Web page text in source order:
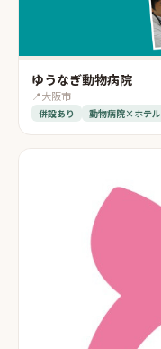
ゆうなぎ動物病院
📍大阪市
併設あり 動物病院×ホテル